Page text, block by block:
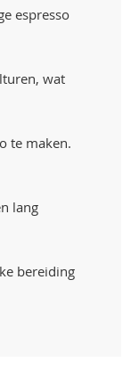
espresso
wat
te maken.
lang
bereiding